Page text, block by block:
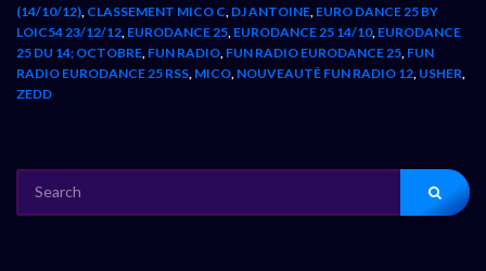
(14/10/12) CLASSEMENT MICO C DJ ANTOINE EURO DANCE 25 BY
LOIC54 23/12/12 EURODANCE 25 EURODANCE 25 14/10, EURODANCE
25 DU 14; OCTOBRE FUN RADIO FUN RADIO EURODANCE 25 FUN
RADIO EURODANCE 25 RSS MICO NOUVEAUTÊ FUN RADIO 12 USHER
ZEDD
FOR: